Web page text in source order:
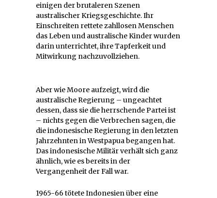
einigen der brutaleren Szenen
australischer Kriegsgeschichte. Ihr
Einschreiten rettete zahllosen Menschen
das Leben und australische Kinder wurden
darin unterrichtet, ihre Tapferkeit und
Mitwirkung nachzuvollziehen.
Aber wie Moore aufzeigt, wird die
australische Regierung – ungeachtet
dessen, dass sie die herrschende Partei ist
– nichts gegen die Verbrechen sagen, die
die indonesische Regierung in den letzten
Jahrzehnten in Westpapua begangen hat.
Das indonesische Militär verhält sich ganz
ähnlich, wie es bereits in der
Vergangenheit der Fall war.
1965-66 tötete Indonesien über eine